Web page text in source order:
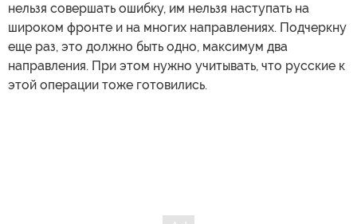
нельзя совершать ошибку, им нельзя наступать на
широком фронте и на многих направлениях. Подчеркну
еще раз, это должно быть одно, максимум два
направления. При этом нужно учитывать, что русские к
этой операции тоже готовились.